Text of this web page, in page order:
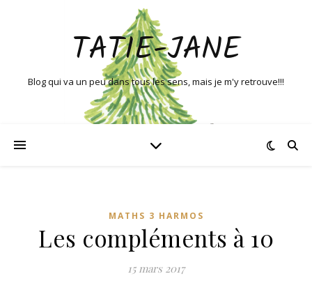
TATIE-JANE
Blog qui va un peu dans tous les sens, mais je m'y retrouve!!!
MATHS 3 HARMOS
Les compléments à 10
15 mars 2017